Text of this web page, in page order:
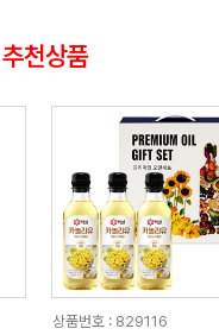
추천상품
상품번호 : 829116